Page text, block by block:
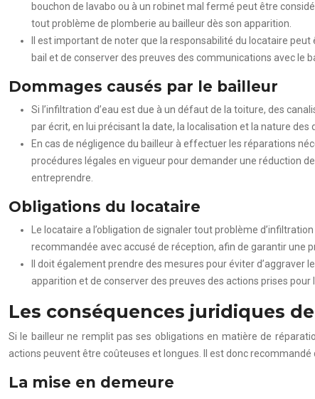
bouchon de lavabo ou à un robinet mal fermé peut être
tout problème de plomberie au bailleur dès son apparition.
Il est important de noter que la responsabilité du locataire
bail et de conserver des preuves des communications avec le
Dommages causés par le bailleur
Si l’infiltration d’eau est due à un défaut de la toiture, des
par écrit, en lui précisant la date, la localisation et la nature
En cas de négligence du bailleur à effectuer les réparations
procédures légales en vigueur pour demander une réduction
entreprendre.
Obligations du locataire
Le locataire a l’obligation de signaler tout problème
recommandée avec accusé de réception, afin de garantir une
Il doit également prendre des mesures pour éviter
apparition et de conserver des preuves des actions prises pour
Les conséquences juridiques
Si le bailleur ne remplit pas ses obligations en matière de
actions peuvent être coûteuses et longues. Il est donc
La mise en demeure